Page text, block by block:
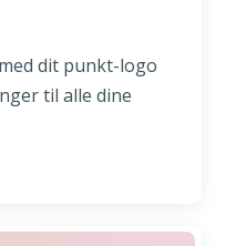
dit punkt-logo
til alle dine